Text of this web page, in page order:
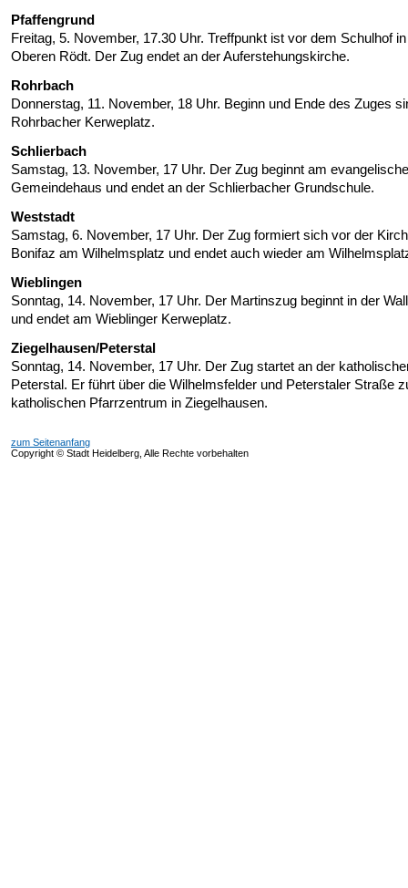
Pfaffengrund
Freitag, 5. November, 17.30 Uhr. Treffpunkt ist vor dem Schulhof
Oberen Rödt. Der Zug endet an der Auferstehungskirche.
Rohrbach
Donnerstag, 11. November, 18 Uhr. Beginn und Ende des Zuges
Rohrbacher Kerweplatz.
Schlierbach
Samstag, 13. November, 17 Uhr. Der Zug beginnt am
Gemeindehaus und endet an der Schlierbacher Grundschule.
Weststadt
Samstag, 6. November, 17 Uhr. Der Zug formiert sich vor der
Bonifaz am Wilhelmsplatz und endet auch wieder am
Wieblingen
Sonntag, 14. November, 17 Uhr. Der Martinszug beginnt in der
und endet am Wieblinger Kerweplatz.
Ziegelhausen/Peterstal
Sonntag, 14. November, 17 Uhr. Der Zug startet an der
Peterstal. Er führt über die Wilhelmsfelder und Peterstaler Straße
katholischen Pfarrzentrum in Ziegelhausen.
zum Seitenanfang
Copyright © Stadt Heidelberg, Alle Rechte vorbehalten